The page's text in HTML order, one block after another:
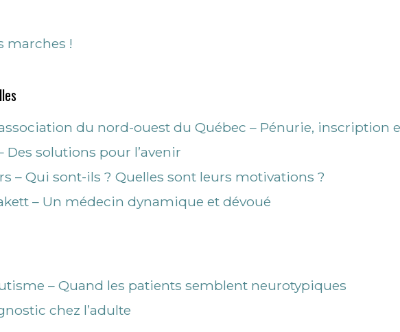
marches !
du nord-ouest du Québec – Pénurie, inscription
solutions pour l’avenir
– Qui sont-ils ? Quelles sont leurs motivations ?
– Un médecin dynamique et dévoué
– Quand les patients semblent neurotypiques
chez l’adulte